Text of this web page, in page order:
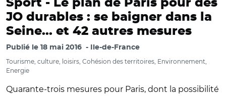
Sport - Le plan de Paris pour des
JO durables : se baigner dans la
Seine... et 42 autres mesures
Publié le 18 mai 2016 Ile-de-France
Tourisme, culture, loisirs, Cohésion des territoires, Environnement,
Energie
Quarante-trois mesures pour Paris, dont la possibilité